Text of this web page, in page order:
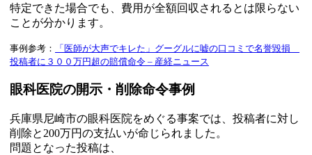
特定できた場合でも、費用が全額回収されるとは限らない
ことが分かります。
事例参考：
「医師が大声でキレた」グーグルに嘘の口コミで名誉毀損
投稿者に３００万円超の賠償命令 – 産経ニュース
眼科医院の開示・削除命令事例
兵庫県尼崎市の眼科医院をめぐる事案では、投稿者に対し
削除と200万円の支払いが命じられました。
問題となった投稿は、